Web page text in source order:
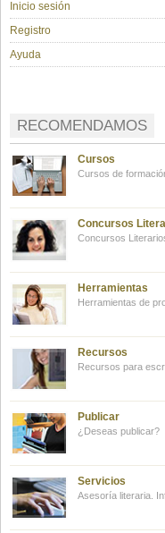
Inicio sesión
Registro
Ayuda
RECOMENDAMOS
Cursos
Cursos de
Concursos
Concursos
Herramientas
Herramientas de
Recursos
Recursos para
Publicar
¿Deseas publicar?
Servicios
Asesoría literaria.